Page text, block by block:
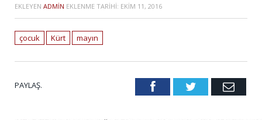
EKLEYEN ADMIN EKLENME TARIHI: EKIM 11, 2016
çocuk Kürt mayın
PAYLAŞ. FacebookTwitter Email